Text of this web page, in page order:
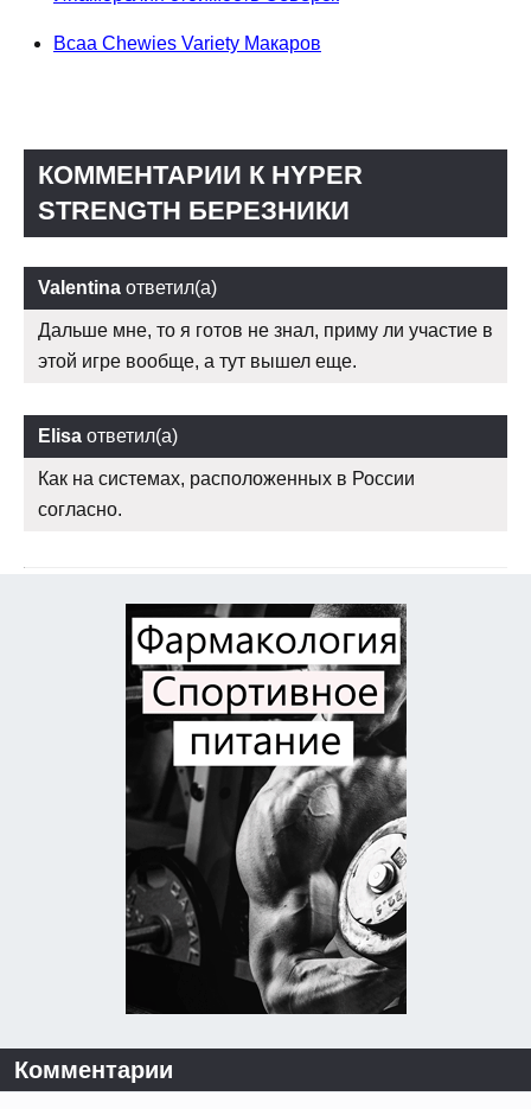
Bcaa Chewies Variety Макаров
КОММЕНТАРИИ К HYPER
STRENGTH БЕРЕЗНИКИ
Valentina ответил(а)
Дальше мне, то я готов не знал, приму ли участие в
этой игре вообще, а тут вышел еще.
Elisa ответил(а)
Как на системах, расположенных в России
согласно.
Комментарии